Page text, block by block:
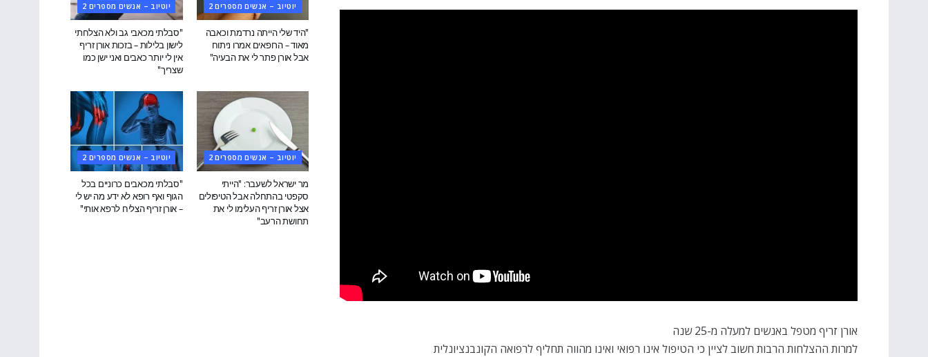
אורן זריף מטפל באנשים למעלה מ-25 שנה
למרות ההצלחות הרבות חשוב לציין כי הטיפול אינו רפואי ואינו מהווה תחליף לרפואה הקונבנציונלית
יוטיוב – אנשים מספרים 2
"היד שלי הייתה נרדמת וכאבה
מאוד – הרופאים אמרו ניתוח
אבל אורן פתר לי את הבעיה"
יוטיוב – אנשים מספרים 2
"סבלתי מכאבי גב ולא הצלחתי
לישון בלילות – בזכות אורן זריף
אין לי יותר כאבים ואני ישן כמו
שצריך"
יוטיוב – אנשים מספרים 2
מר ישראל לשעבר: "הייתי
סקפטי בהתחלה אבל הטיפולים
אצל אורן זריף העלימו לי את
תחושת הרעב"
יוטיוב – אנשים מספרים 2
"סבלתי מכאבים כרוניים בכל
הגוף ואף רופא לא ידע מה יש לי
– אורן זריף הצליח לרפא אותי"